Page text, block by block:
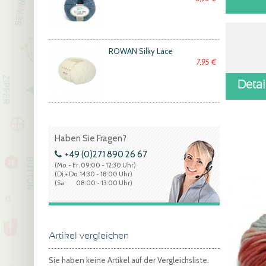
ROWAN Silky Lace
7,95 €
Haben Sie Fragen?
+49 (0)271 890 26 67
(Mo. - Fr. 09:00 - 12:30 Uhr)
(Di.+ Do. 14:30 - 18:00 Uhr)
(Sa. 08:00 - 13:00 Uhr)
Artikel vergleichen
Sie haben keine Artikel auf der Vergleichsliste.